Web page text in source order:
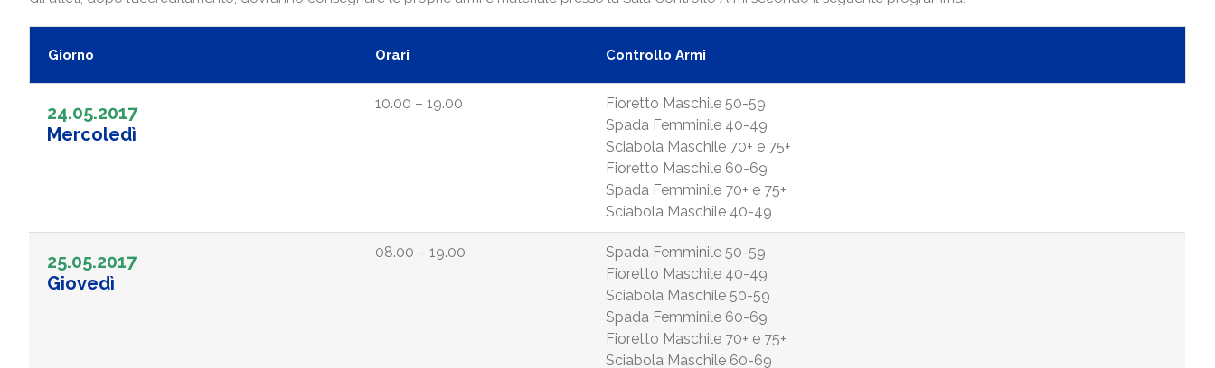
Giorno Orari Controllo Armi
24.05.2017
Mercoledì
10.00 – 19.00
Fioretto Maschile 50-59
Spada Femminile 40-49
Sciabola Maschile 70+ e 75+
Fioretto Maschile 60-69
Spada Femminile 70+ e 75+
Sciabola Maschile 40-49
25.05.2017
Giovedì
08.00 – 19.00
Spada Femminile 50-59
Fioretto Maschile 40-49
Sciabola Maschile 50-59
Spada Femminile 60-69
Fioretto Maschile 70+ e 75+
Sciabola Maschile 60-69